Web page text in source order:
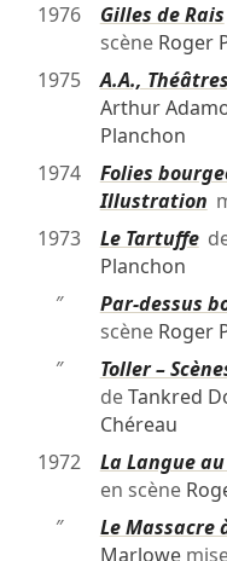
1976
Gilles de Rais
scène Roger
1975
A.A.,
Arthur
Planchon
1974
Folies
Illustration
1973
Le Tartuffe
Planchon
″
Par-dessus
scène Roger
″
Toller –
deTankred
Chéreau
1972
La Langue
en scène
″
Le Massacre
Marlowe